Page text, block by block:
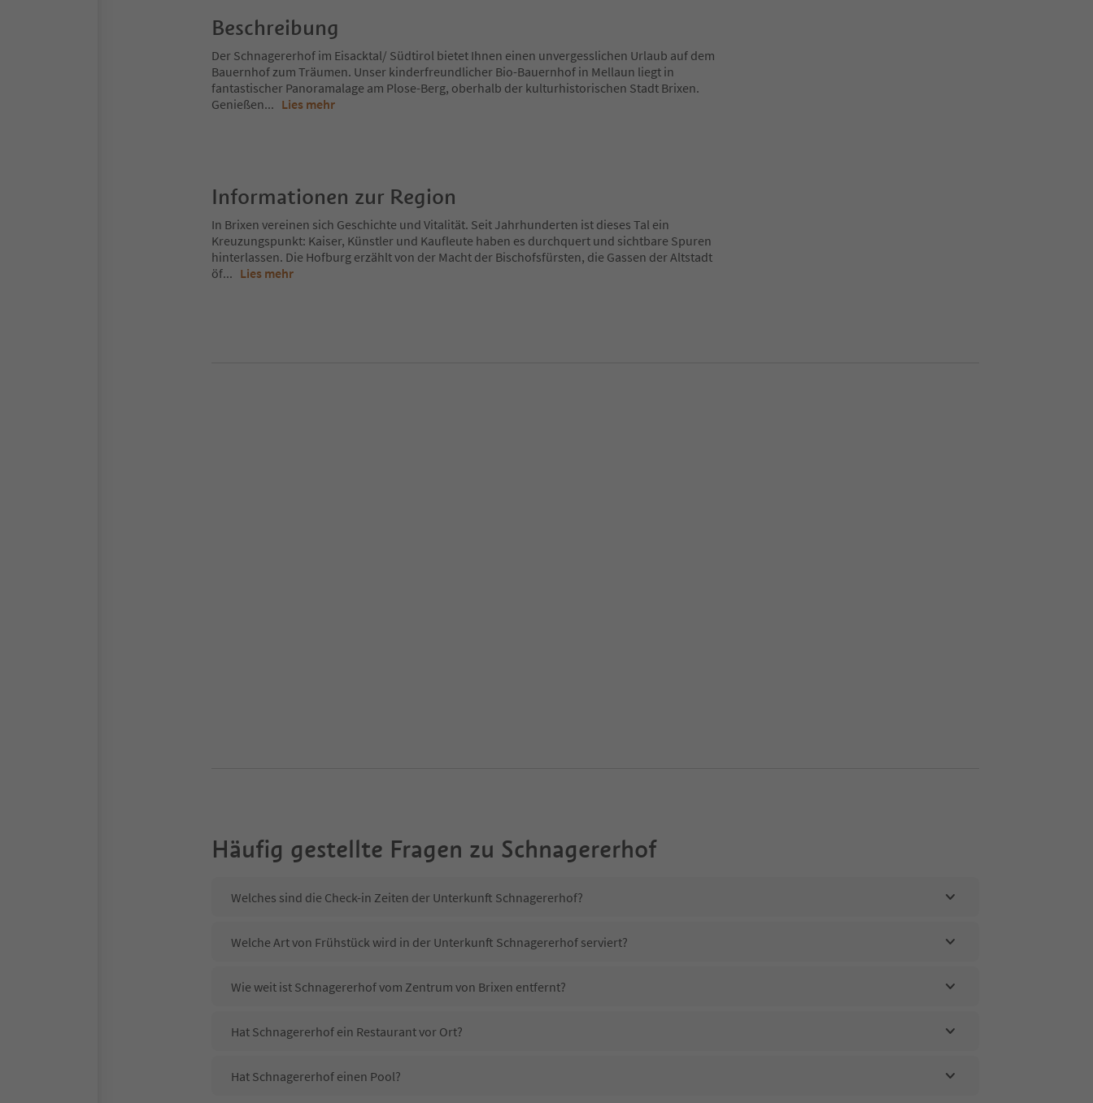
Beschreibung
Der Schnagererhof im Eisacktal/ Südtirol bietet Ihnen einen unvergesslichen Urlaub auf dem
Bauernhof zum Träumen. Unser kinderfreundlicher Bio-Bauernhof in Mellaun liegt in
fantastischer Panoramalage am Plose-Berg, oberhalb der kulturhistorischen Stadt Brixen.
Genießen... Lies mehr
Informationen zur Region
In Brixen vereinen sich Geschichte und Vitalität. Seit Jahrhunderten ist dieses Tal ein
Kreuzungspunkt: Kaiser, Künstler und Kaufleute haben es durchquert und sichtbare Spuren
hinterlassen. Die Hofburg erzählt von der Macht der Bischofsfürsten, die Gassen der Altstadt
öf... Lies mehr
Häufig gestellte Fragen zu Schnagererhof
Welches sind die Check-in Zeiten der Unterkunft Schnagererhof?
Welche Art von Frühstück wird in der Unterkunft Schnagererhof serviert?
Wie weit ist Schnagererhof vom Zentrum von Brixen entfernt?
Hat Schnagererhof ein Restaurant vor Ort?
Hat Schnagererhof einen Pool?